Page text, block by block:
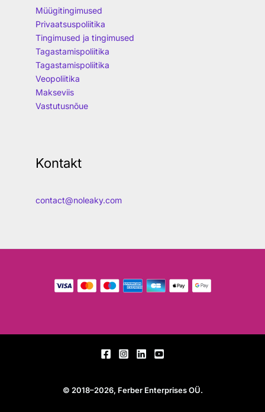
Müügitingimused
Privaatsuspoliitika
Tingimused ja tingimused
Tagastamispoliitika
Tagastamispoliitika
Veopoliitika
Makseviis
Vastutusnõue
Kontakt
contact@noleaky.com
© 2018–2026, Ferber Enterprises OÜ.